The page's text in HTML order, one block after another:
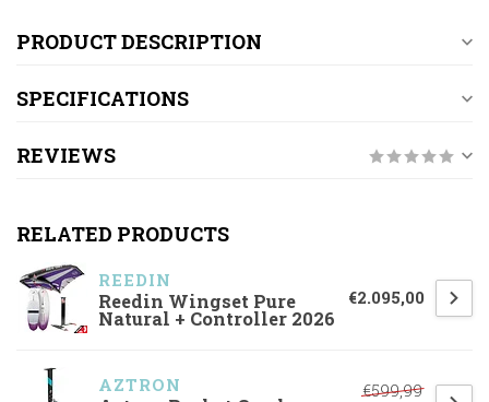
PRODUCT DESCRIPTION
SPECIFICATIONS
REVIEWS
RELATED PRODUCTS
REEDIN
Reedin Wingset Pure
Natural + Controller 2026
€2.095,00
AZTRON €599,99